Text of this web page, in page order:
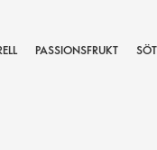
PASSIONSFRUKT